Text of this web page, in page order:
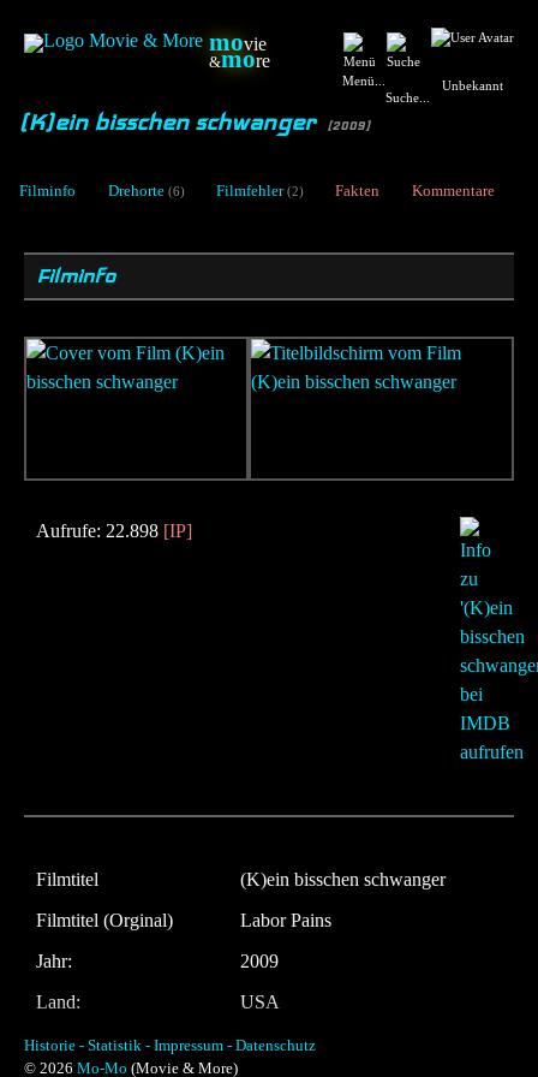
movie
&more
Menü...
Suche...
Unbekannt
(K)ein bisschen schwanger [2009]
Filminfo Drehorte (6) Filmfehler (2) Fakten Kommentare
Filminfo
Aufrufe: 22.898 [IP]
Filmtitel
(K)ein bisschen schwanger
Filmtitel (Orginal)
Labor Pains
Jahr:
2009
Land:
USA
Laufzeit:
89 Minuten
Historie - Statistik - Impressum - Datenschutz
© 2026 Mo-Mo (Movie & More)